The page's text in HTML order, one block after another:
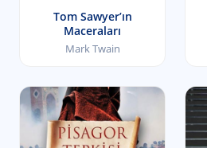
Tom Sawyer’ın
Maceraları
Mark Twain